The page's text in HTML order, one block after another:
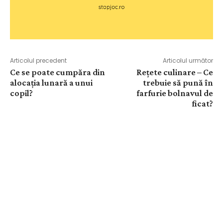
Articolul precedent
Ce se poate cumpăra din
alocația lunară a unui
copil?
Articolul următor
Rețete culinare – Ce
trebuie să pună în
farfurie bolnavul de
ficat?